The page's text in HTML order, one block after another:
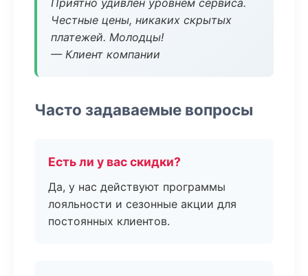
Приятно удивлен уровнем сервиса.
Честные цены, никаких скрытых
платежей. Молодцы!
— Клиент компании
Часто задаваемые вопросы
Есть ли у вас скидки?
Да, у нас действуют программы
лояльности и сезонные акции для
постоянных клиентов.